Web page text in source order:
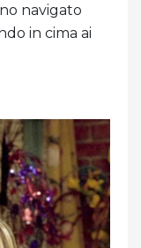
navigato
in cima ai